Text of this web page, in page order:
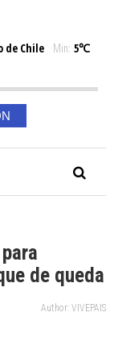
de Chile Min: 5℃
de queda
Author: VIVEPAIS